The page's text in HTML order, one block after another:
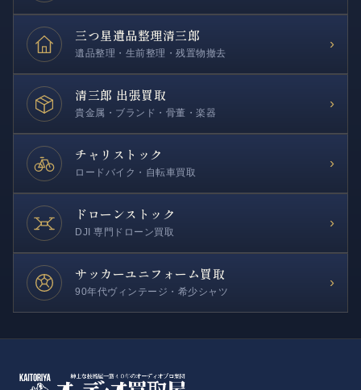
三つ星遺品整理清三郎
遺品整理・生前整理・残置物撤去
›
清三郎 出張買取
貴金属・ブランド・骨董・楽器
›
チャリストック
ロードバイク・自転車買取
›
ドローンストック
DJI 専門ドローン買取
›
サッカーユニフォーム買取
90年代ヴィンテージ・希少シャツ
›